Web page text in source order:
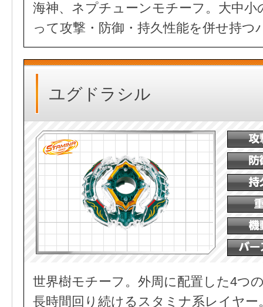
海神、ネプチューンモチーフ。大中
って攻撃・防御・持久性能を併せ持
ユグドラシル
世界樹モチーフ。外周に配置した4つ
長時間回り続けるスタミナ系レイヤー